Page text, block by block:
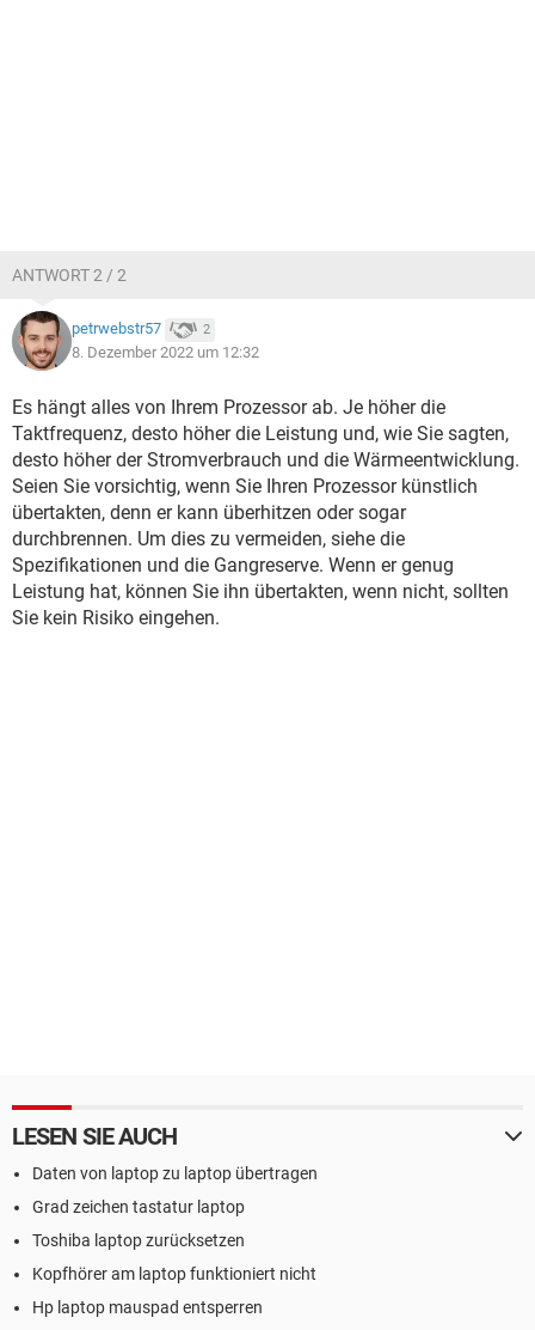
ANTWORT 2 / 2
petrwebstr57 2
8. Dezember 2022 um 12:32
Es hängt alles von Ihrem Prozessor ab. Je höher die
Taktfrequenz, desto höher die Leistung und, wie Sie sagten,
desto höher der Stromverbrauch und die Wärmeentwicklung.
Seien Sie vorsichtig, wenn Sie Ihren Prozessor künstlich
übertakten, denn er kann überhitzen oder sogar
durchbrennen. Um dies zu vermeiden, siehe die
Spezifikationen und die Gangreserve. Wenn er genug
Leistung hat, können Sie ihn übertakten, wenn nicht, sollten
Sie kein Risiko eingehen.
LESEN SIE AUCH
Daten von laptop zu laptop übertragen
Grad zeichen tastatur laptop
Toshiba laptop zurücksetzen
Kopfhörer am laptop funktioniert nicht
Hp laptop mauspad entsperren